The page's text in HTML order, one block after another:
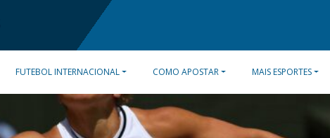
FUTEBOL INTERNACIONAL COMO APOSTAR MAIS ESPORTES